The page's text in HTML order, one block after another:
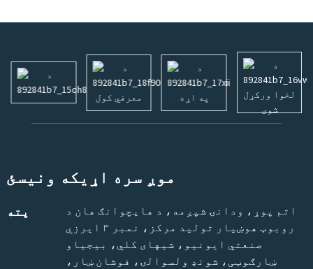
موږ سره اړیکه ونیسئ
پته
اتم پوړ، ودانۍ شپږمه، د هایچوانګ هان د
روبوټ هوښیار تولید مرکز، نمبر ۳ ایرزي
صنعتي ایونیو، شیهای کلي، بیجیاو
ښارګوټی، شونډ ولسوالۍ، فوشان ښار،